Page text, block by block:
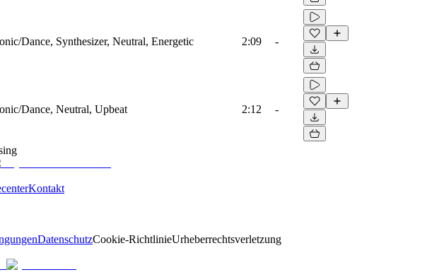
Dance, Synthesizer, Neutral, Energetic 2:09 -
Dance, Neutral, Upbeat 2:12 -
Kontakt
DatenschutzCookie-RichtlinieUrheberrechtsverletzung